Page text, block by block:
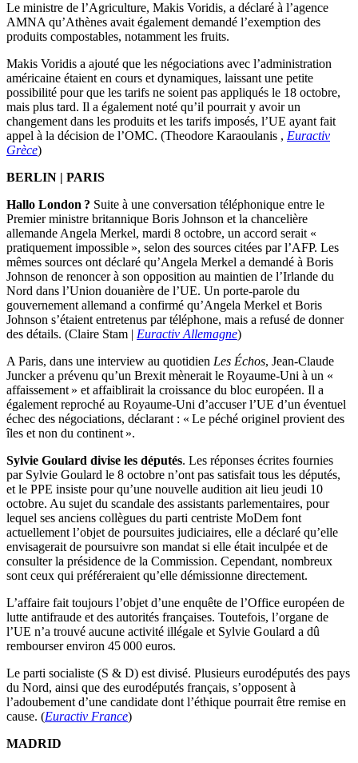
Le ministre de l’Agriculture, Makis Voridis, a déclaré à l’agence
AMNA qu’Athènes avait également demandé l’exemption des
produits compostables, notamment les fruits.
Makis Voridis a ajouté que les négociations avec l’administration
américaine étaient en cours et dynamiques, laissant une petite
possibilité pour que les tarifs ne soient pas appliqués le 18 octobre,
mais plus tard. Il a également noté qu’il pourrait y avoir un
changement dans les produits et les tarifs imposés, l’UE ayant fait
appel à la décision de l’OMC. (Theodore Karaoulanis , Euractiv
Grèce)
BERLIN | PARIS
Hallo London ? Suite à une conversation téléphonique entre le
Premier ministre britannique Boris Johnson et la chancelière
allemande Angela Merkel, mardi 8 octobre, un accord serait «
pratiquement impossible », selon des sources citées par l’AFP. Les
mêmes sources ont déclaré qu’Angela Merkel a demandé à Boris
Johnson de renoncer à son opposition au maintien de l’Irlande du
Nord dans l’Union douanière de l’UE. Un porte-parole du
gouvernement allemand a confirmé qu’Angela Merkel et Boris
Johnson s’étaient entretenus par téléphone, mais a refusé de donner
des détails. (Claire Stam | Euractiv Allemagne)
A Paris, dans une interview au quotidien Les Échos, Jean-Claude
Juncker a prévenu qu’un Brexit mènerait le Royaume-Uni à un «
affaissement » et affaiblirait la croissance du bloc européen. Il a
également reproché au Royaume-Uni d’accuser l’UE d’un éventuel
échec des négociations, déclarant : « Le péché originel provient des
îles et non du continent ».
Sylvie Goulard divise les députés. Les réponses écrites fournies
par Sylvie Goulard le 8 octobre n’ont pas satisfait tous les députés,
et le PPE insiste pour qu’une nouvelle audition ait lieu jeudi 10
octobre. Au sujet du scandale des assistants parlementaires, pour
lequel ses anciens collègues du parti centriste MoDem font
actuellement l’objet de poursuites judiciaires, elle a déclaré qu’elle
envisagerait de poursuivre son mandat si elle était inculpée et de
consulter la présidence de la Commission. Cependant, nombreux
sont ceux qui préféreraient qu’elle démissionne directement.
L’affaire fait toujours l’objet d’une enquête de l’Office européen de
lutte antifraude et des autorités françaises. Toutefois, l’organe de
l’UE n’a trouvé aucune activité illégale et Sylvie Goulard a dû
rembourser environ 45 000 euros.
Le parti socialiste (S & D) est divisé. Plusieurs eurodéputés des pays
du Nord, ainsi que des eurodéputés français, s’opposent à
l’adoubement d’une candidate dont l’éthique pourrait être remise en
cause. (Euractiv France)
MADRID